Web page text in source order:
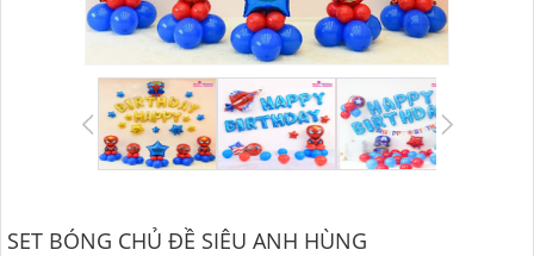
SET BÓNG CHỦ ĐỀ SIÊU ANH HÙNG